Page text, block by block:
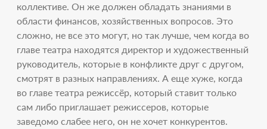
коллективе. Он же должен обладать знаниями в
области финансов, хозяйственных вопросов. Это
сложно, не все это могут, но так лучше, чем когда во
главе театра находятся директор и художественный
руководитель, которые в конфликте друг с другом,
смотрят в разных направлениях. А еще хуже, когда
во главе театра режиссёр, который ставит только
сам либо приглашает режиссеров, которые
заведомо слабее него, он не хочет конкурентов.